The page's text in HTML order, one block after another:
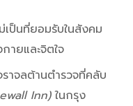
เป็นที่ยอมรับในสังคม
ายและจิตใจ
าจลต้านตำรวจที่คลับ
Inn)ในกรุง